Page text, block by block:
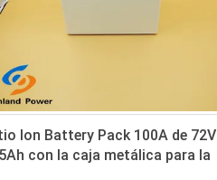
Ion Battery Pack 100A de 72V
con la caja metálica para la